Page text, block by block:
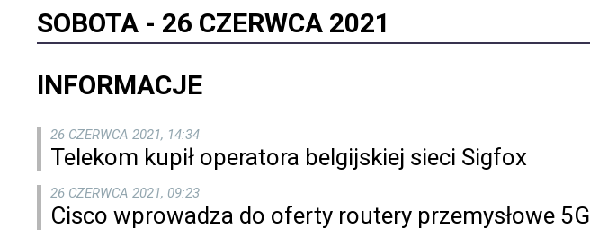
SOBOTA - 26 CZERWCA 2021
INFORMACJE
26 CZERWCA 2021, 14:34
Telekom kupił operatora belgijskiej sieci Sigfox
26 CZERWCA 2021, 09:23
Cisco wprowadza do oferty routery przemysłowe 5G